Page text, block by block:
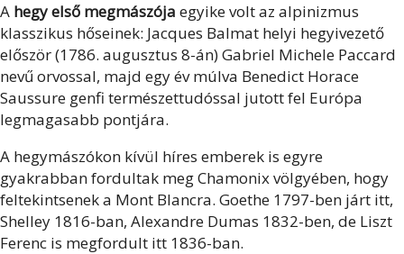
A hegy első megmászója egyike volt az alpinizmus
klasszikus hőseinek: Jacques Balmat helyi hegyivezető
először (1786. augusztus 8-án) Gabriel Michele Paccard
nevű orvossal, majd egy év múlva Benedict Horace
Saussure genfi természettudóssal jutott fel Európa
legmagasabb pontjára.
A hegymászókon kívül híres emberek is egyre
gyakrabban fordultak meg Chamonix völgyében, hogy
feltekintsenek a Mont Blancra. Goethe 1797-ben járt itt,
Shelley 1816-ban, Alexandre Dumas 1832-ben, de Liszt
Ferenc is megfordult itt 1836-ban.